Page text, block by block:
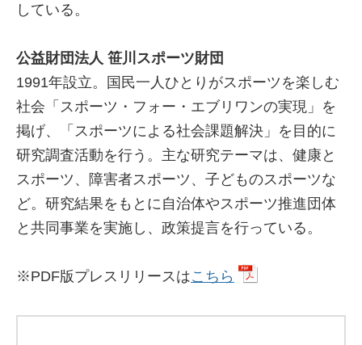
している。
公益財団法人 笹川スポーツ財団
1991年設立。国民一人ひとりがスポーツを楽しむ
社会「スポーツ・フォー・エブリワンの実現」を
掲げ、「スポーツによる社会課題解決」を目的に
研究調査活動を行う。主な研究テーマは、健康と
スポーツ、障害者スポーツ、子どものスポーツな
ど。研究結果をもとに自治体やスポーツ推進団体
と共同事業を実施し、政策提言を行っている。
※PDF版プレスリリースはこちら